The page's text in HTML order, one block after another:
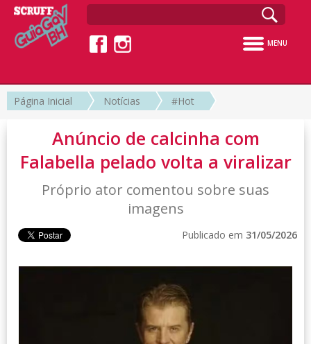
MENU
Página Inicial Notícias #Hot
Anúncio de calcinha com
Falabella pelado volta a viralizar
Próprio ator comentou sobre suas
imagens
Publicado em 31/05/2026